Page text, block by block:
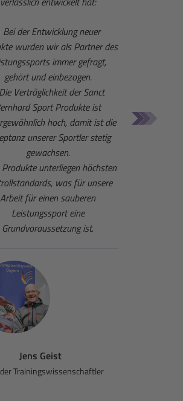
Bei der Entwicklung neuer
wurden wir als Partner des
immer gefragt,
gehört und einbezogen.
Verträglichkeit der Sanct
Sport Produkte ist
hoch, damit ist die
unserer Sportler stetig
gewachsen.
Produkte unterliegen höchsten
was für unsere
Arbeit für einen sauberen
Leistungssport eine
Grundvoraussetzung ist.
Jens Geist
Trainingswissenschaftler